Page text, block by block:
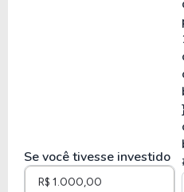
Se você tivesse investido